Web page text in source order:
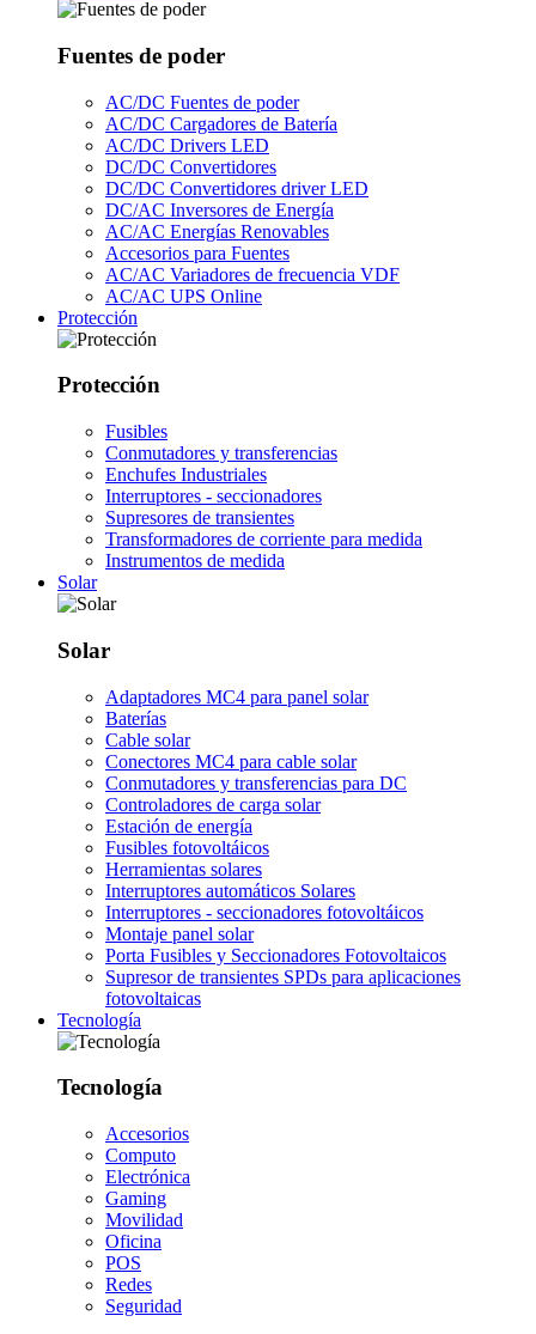
Fuentes de poder
AC/DC Fuentes de poder
AC/DC Cargadores de Batería
AC/DC Drivers LED
DC/DC Convertidores
DC/DC Convertidores driver LED
DC/AC Inversores de Energía
AC/AC Energías Renovables
Accesorios para Fuentes
AC/AC Variadores de frecuencia VDF
AC/AC UPS Online
Protección
Protección
Fusibles
Conmutadores y transferencias
Enchufes Industriales
Interruptores - seccionadores
Supresores de transientes
Transformadores de corriente para medida
Instrumentos de medida
Solar
Solar
Adaptadores MC4 para panel solar
Baterías
Cable solar
Conectores MC4 para cable solar
Conmutadores y transferencias para DC
Controladores de carga solar
Estación de energía
Fusibles fotovoltáicos
Herramientas solares
Interruptores automáticos Solares
Interruptores - seccionadores fotovoltáicos
Montaje panel solar
Porta Fusibles y Seccionadores Fotovoltaicos
Supresor de transientes SPDs para aplicaciones
fotovoltaicas
Tecnología
Tecnología
Accesorios
Computo
Electrónica
Gaming
Movilidad
Oficina
POS
Redes
Seguridad